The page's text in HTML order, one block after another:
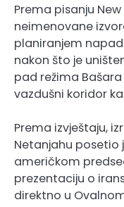
Prema pisanju
neimenovane
planiranjem
nakon što je
pad režima
vazdušni koridor
Prema izvještaju,
Netanjahu posetio
američkom
prezentaciju o
direktno u